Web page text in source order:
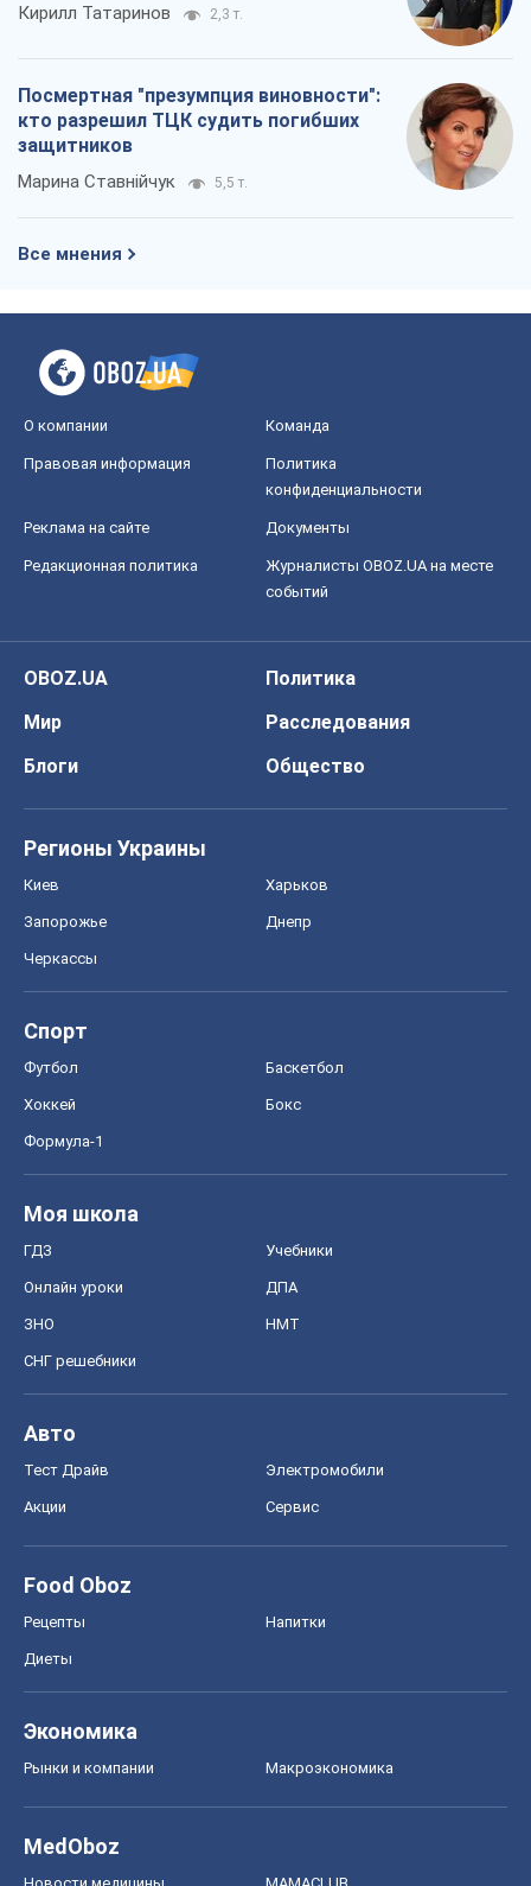
Кирилл Татаринов 2,3 т.
Посмертная "презумпция виновности":
кто разрешил ТЦК судить погибших
защитников
Марина Ставнійчук 5,5 т.
Все мнения
О компании Команда
Правовая информация
Политика
конфиденциальности
Реклама на сайте Документы
Редакционная политика
Журналисты OBOZ.UA на месте
событий
OBOZ.UA
Политика
Мир
Расследования
Блоги
Общество
Регионы Украины
Киев Харьков
Запорожье Днепр
Черкассы
Спорт
Футбол Баскетбол
Хоккей Бокс
Формула-1
Моя школа
ГДЗ Учебники
Онлайн уроки ДПА
ЗНО НМТ
СНГ решебники
Авто
Тест Драйв Электромобили
Акции Сервис
Food Oboz
Рецепты Напитки
Диеты
Экономика
Рынки и компании Mакроэкономика
MedOboz